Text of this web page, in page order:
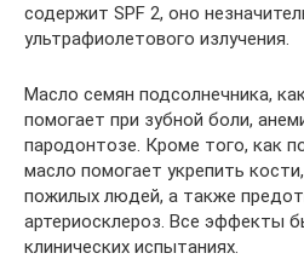
содержит SPF 2, оно
ультрафиолетового излучения.
Масло семян подсолнечника,
помогает при зубной боли,
пародонтозе. Кроме того, как
масло помогает укрепить
пожилых людей, а также
артериосклероз. Все эффекты
клинических испытаниях.